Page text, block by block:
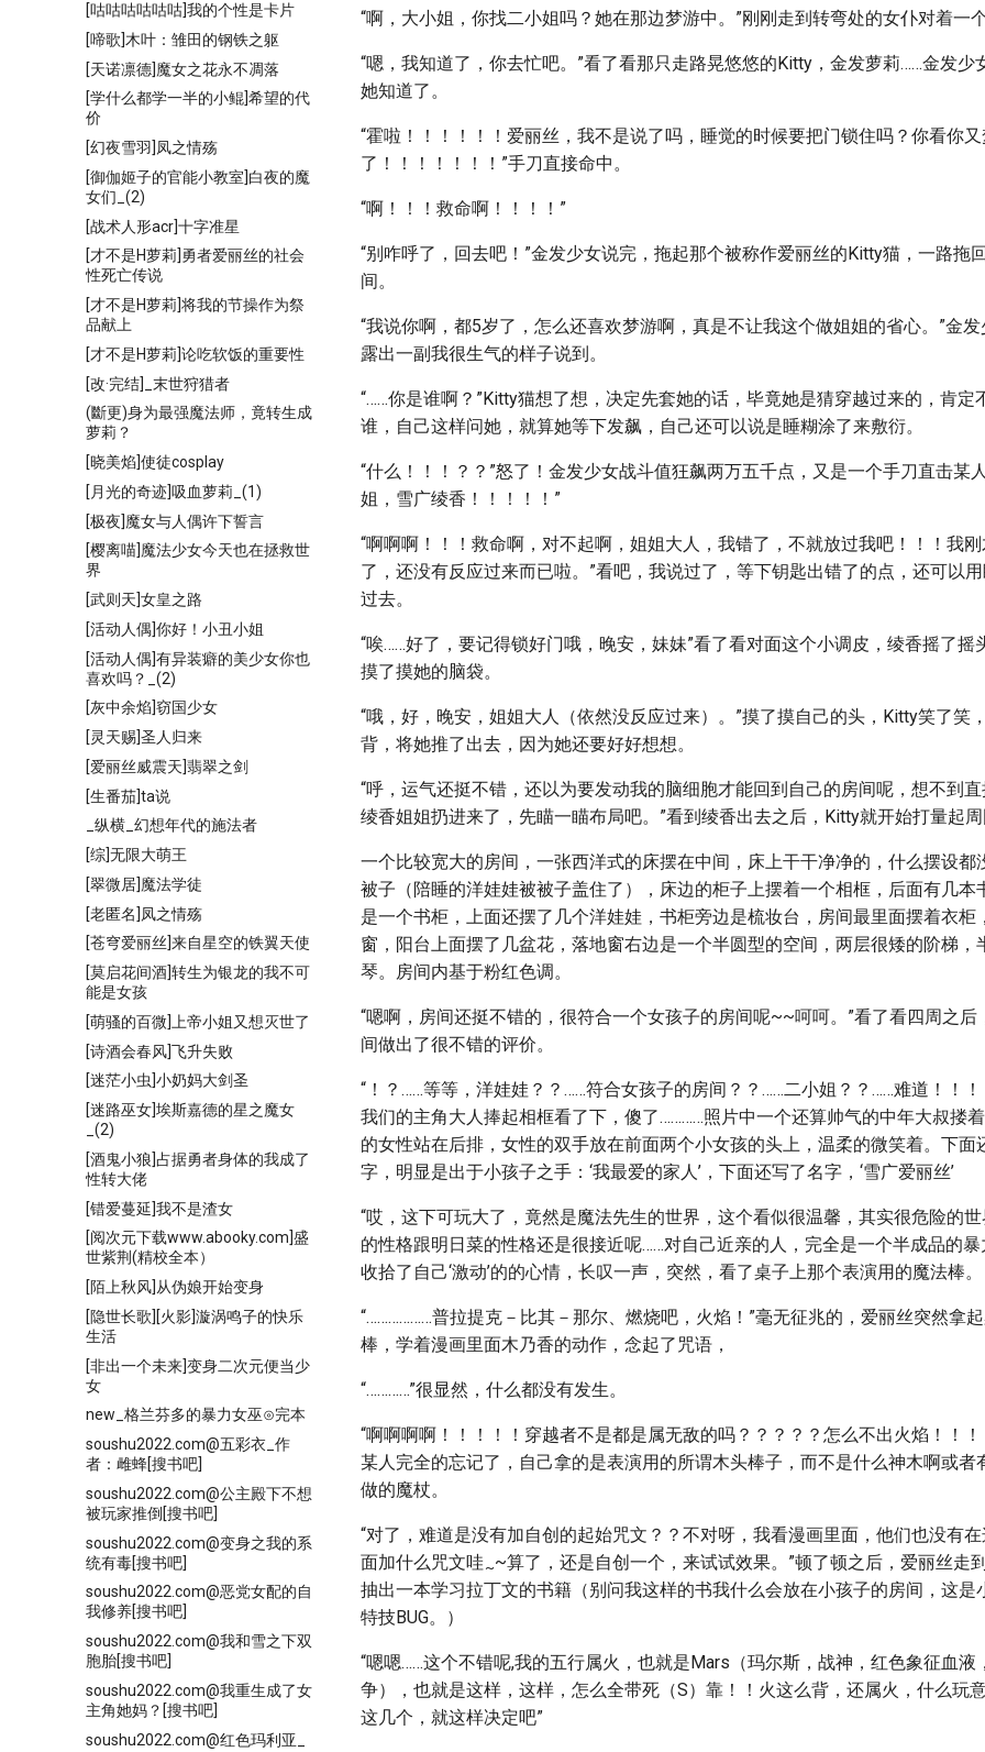
[咕咕咕咕咕咕]我的个性是卡片
[啼歌]木叶：雏田的钢铁之躯
[天诺凛德]魔女之花永不凋落
[学什么都学一半的小鲲]希望的代
价
[幻夜雪羽]凤之情殇
[御伽姬子的官能小教室]白夜的魔
女们_(2)
[战术人形acr]十字准星
[才不是H萝莉]勇者爱丽丝的社会
性死亡传说
[才不是H萝莉]将我的节操作为祭
品献上
[才不是H萝莉]论吃软饭的重要性
[改·完结]_末世狩猎者
(斷更)身为最强魔法师，竟转生成
萝莉？
[晓美焰]使徒cosplay
[月光的奇迹]吸血萝莉_(1)
[极夜]魔女与人偶许下誓言
[樱离喵]魔法少女今天也在拯救世
界
[武则天]女皇之路
[活动人偶]你好！小丑小姐
[活动人偶]有异装癖的美少女你也
喜欢吗？_(2)
[灰中余焰]窃国少女
[灵天赐]圣人归来
[爱丽丝威震天]翡翠之剑
[生番茄]ta说
_纵横_幻想年代的施法者
[综]无限大萌王
[翠微居]魔法学徒
[老匿名]凤之情殇
[苍穹爱丽丝]来自星空的铁翼天使
[莫启花间酒]转生为银龙的我不可
能是女孩
[萌骚的百微]上帝小姐又想灭世了
[诗酒会春风]飞升失败
[迷茫小虫]小奶妈大剑圣
[迷路巫女]埃斯嘉德的星之魔女
_(2)
[酒鬼小狼]占据勇者身体的我成了
性转大佬
[错爱蔓延]我不是渣女
[阅次元下载www.abooky.com]盛
世紫荆(精校全本）
[陌上秋风]从伪娘开始变身
[隐世长歌][火影]漩涡鸣子的快乐
生活
[非出一个未来]变身二次元便当少
女
new_格兰芬多的暴力女巫⊙完本
soushu2022.com@五彩衣_作
者：雌蜂[搜书吧]
soushu2022.com@公主殿下不想
被玩家推倒[搜书吧]
soushu2022.com@变身之我的系
统有毒[搜书吧]
soushu2022.com@恶党女配的自
我修养[搜书吧]
soushu2022.com@我和雪之下双
胞胎[搜书吧]
soushu2022.com@我重生成了女
主角她妈？[搜书吧]
soushu2022.com@红色玛利亚_
“啊，大小姐，你找二小姐吗？她在那边梦游中。”刚刚走到转弯处的女仆对着一
“嗯，我知道了，你去忙吧。”看了看那只走路晃悠悠的Kitty，金发萝莉……金发少
她知道了。
“霍啦！！！！！！爱丽丝，我不是说了吗，睡觉的时候要把门锁住吗？你看你
了！！！！！！！”手刀直接命中。
“啊！！！救命啊！！！！”
“别咋呼了，回去吧！”金发少女说完，拖起那个被称作爱丽丝的Kitty猫，一路拖
间。
“我说你啊，都5岁了，怎么还喜欢梦游啊，真是不让我这个做姐姐的省心。”金发
露出一副我很生气的样子说到。
“……你是谁啊？”Kitty猫想了想，决定先套她的话，毕竟她是猜穿越过来的，肯定
谁，自己这样问她，就算她等下发飙，自己还可以说是睡糊涂了来敷衍。
“什么！！！？？”怒了！金发少女战斗值狂飙两万五千点，又是一个手刀直击某
姐，雪广绫香！！！！！”
“啊啊啊！！！救命啊，对不起啊，姐姐大人，我错了，不就放过我吧！！！我
了，还没有反应过来而已啦。”看吧，我说过了，等下钥匙出错了的点，还可以
过去。
“唉……好了，要记得锁好门哦，晚安，妹妹”看了看对面这个小调皮，绫香摇了摇
摸了摸她的脑袋。
“哦，好，晚安，姐姐大人（依然没反应过来）。”摸了摸自己的头，Kitty笑了笑
背，将她推了出去，因为她还要好好想想。
“呼，运气还挺不错，还以为要发动我的脑细胞才能回到自己的房间呢，想不到
绫香姐姐扔进来了，先瞄一瞄布局吧。”看到绫香出去之后，Kitty就开始打量起
一个比较宽大的房间，一张西洋式的床摆在中间，床上干干净净的，什么摆设都
被子（陪睡的洋娃娃被被子盖住了），床边的柜子上摆着一个相框，后面有几本
是一个书柜，上面还摆了几个洋娃娃，书柜旁边是梳妆台，房间最里面摆着衣柜
窗，阳台上面摆了几盆花，落地窗右边是一个半圆型的空间，两层很矮的阶梯，
琴。房间内基于粉红色调。
“嗯啊，房间还挺不错的，很符合一个女孩子的房间呢~~呵呵。”看了看四周之后
间做出了很不错的评价。
“！？……等等，洋娃娃？？……符合女孩子的房间？？……二小姐？？……难道！！！
我们的主角大人捧起相框看了下，傻了…………照片中一个还算帅气的中年大叔搂
的女性站在后排，女性的双手放在前面两个小女孩的头上，温柔的微笑着。下面
字，明显是出于小孩子之手：‘我最爱的家人’，下面还写了名字，‘雪广爱丽丝’
“哎，这下可玩大了，竟然是魔法先生的世界，这个看似很温馨，其实很危险的
的性格跟明日菜的性格还是很接近呢……对自己近亲的人，完全是一个半成品的暴
收拾了自己‘激动’的的心情，长叹一声，突然，看了桌子上那个表演用的魔法棒。
“………………普拉提克－比其－那尔、燃烧吧，火焰！”毫无征兆的，爱丽丝突然拿
棒，学着漫画里面木乃香的动作，念起了咒语，
“…………”很显然，什么都没有发生。
“啊啊啊啊！！！！！穿越者不是都是属无敌的吗？？？？？怎么不出火焰！！
某人完全的忘记了，自己拿的是表演用的所谓木头棒子，而不是什么神木啊或者
做的魔杖。
“对了，难道是没有加自创的起始咒文？？不对呀，我看漫画里面，他们也没有
面加什么咒文哇~~算了，还是自创一个，来试试效果。”顿了顿之后，爱丽丝走
抽出一本学习拉丁文的书籍（别问我这样的书我什么会放在小孩子的房间，这是
特技BUG。）
“嗯嗯……这个不错呢,我的五行属火，也就是Mars（玛尔斯，战神，红色象征血液
争），也就是这样，这样，怎么全带死（S）靠！！火这么背，还属火，什么玩
这几个，就这样决定吧”